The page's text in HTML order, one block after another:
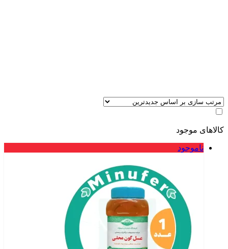
کالاهای موجود
ناموجود